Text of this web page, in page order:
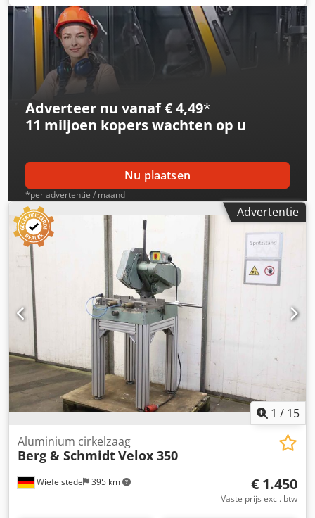
Zaagbladgrootte: 350 mm Zaagbladtoerental: 1400 / 2800
tpm Pneumatische spanner. Djdpfx Ahsznc Svjqsck
Adverteer nu vanaf € 4,49*
11 miljoen koperswachten op u
Nu plaatsen
*per advertentie / maand
Advertentie
1 / 15
Wiefelstede 395 km
Aluminium cirkelzaag
Berg & SchmidtVelox 350
€ 1.450
Vaste prijs excl. btw